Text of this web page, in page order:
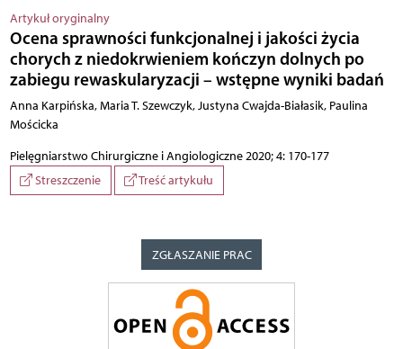
Artykuł oryginalny
Ocena sprawności funkcjonalnej i jakości życia
chorych z niedokrwieniem kończyn dolnych po
zabiegu rewaskularyzacji – wstępne wyniki badań
Anna Karpińska, Maria T. Szewczyk, Justyna Cwajda-Białasik, Paulina
Mościcka
Pielęgniarstwo Chirurgiczne i Angiologiczne 2020; 4: 170-177
Streszczenie
Treść artykułu
ZGŁASZANIE PRAC